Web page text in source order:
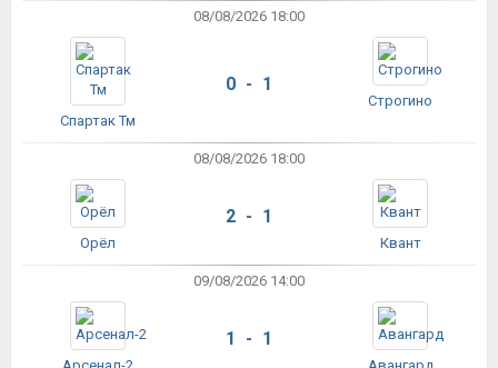
08/08/2026 18:00
Спартак Тм
0 - 1
Строгино
08/08/2026 18:00
Орёл
2 - 1
Квант
09/08/2026 14:00
1 - 1